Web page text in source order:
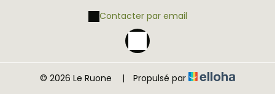
Contacter par email
© 2026 Le Ruone | Propulsé par